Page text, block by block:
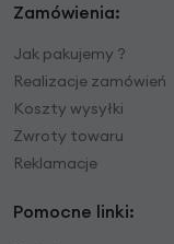
Zamówienia:
Jak pakujemy ?
Realizacje zamówień
Koszty wysyłki
Zwroty towaru
Reklamacje
Pomocne linki: